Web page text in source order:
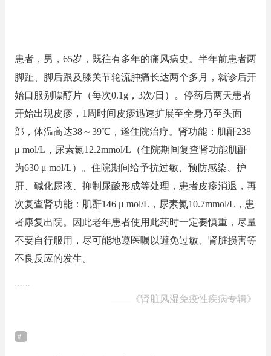
患者，男，65岁，既往有多年的痛风病史。半年前患者两
脚趾、脚后跟及膝关节轮流肿痛长达两个多月，就诊后开
始口服别嘌醇片（每次0.1g，3次/日）。停药后两天患者
开始出现皮疹，1周时间皮疹迅速扩展至全身乃至头面
部，体温高达38～39℃，遂住院治疗。肾功能：肌酐238
μ mol/L，尿素氮12.2mmol/L（住院期间复查肾功能肌酐
为630 μ mol/L）。住院期间给予抗过敏、预防感染、护
肝、碱化尿液、抑制尿酸形成等处理，患者皮疹消退，再
次复查肾功能：肌酐146 μ mol/L，尿素氮10.7mmol/L，患
者康复出院。因此老年患者使用此药时一定要慎重，尽量
不要自行服用，尽可能地遵医嘱以避免过敏、肾脏损害等
不良反应的发生。
……
—— 《肾脏风湿免疫性疾病专辑》